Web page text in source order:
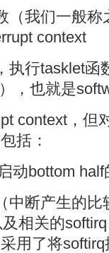
（我们一般
context
执行tasklet
，也就是
context，但
括：
动bottom
中断产生的
相关的
用了将